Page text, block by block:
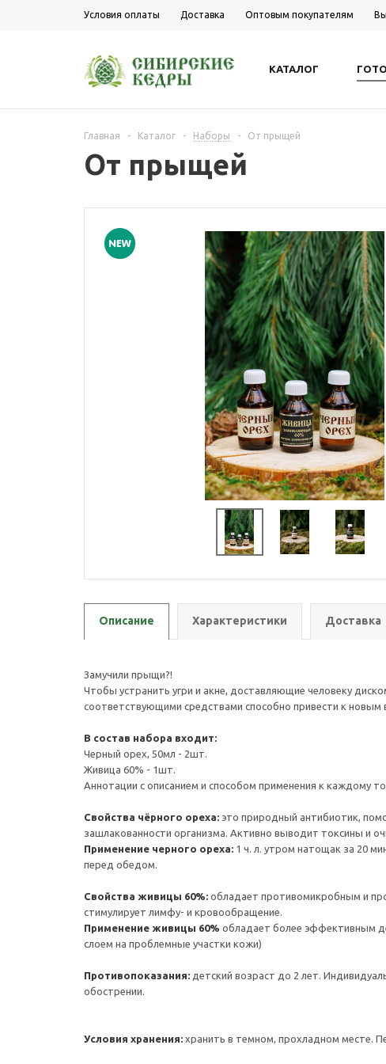
Условия оплаты Доставка Оптовым покупателям
КАТАЛОГ
Главная - Каталог - Наборы - От прыщей
От прыщей
Описание Характеристики Доставка
Замучили прыщи?!
Чтобы устранить угри и акне, доставляющие человеку
соответствующими средствами способно привести к
В состав набора входит:
Черный орех, 50мл - 2шт.
Живица 60% - 1шт.
Аннотации с описанием и способом применения к каждому
Свойства чёрного ореха: это природный антибиотик,
зашлакованности организма. Активно выводит токсины и
Применение черного ореха: 1 ч. л. утром натощак за 20
перед обедом.
Свойства живицы 60%: обладает противомикробным и
стимулирует лимфу- и кровообращение.
Применение живицы 60% обладает более эффективным
слоем на проблемные участки кожи)
Противопоказания: детский возраст до 2 лет.
обострении.
Условия хранения: хранить в темном, прохладном месте.